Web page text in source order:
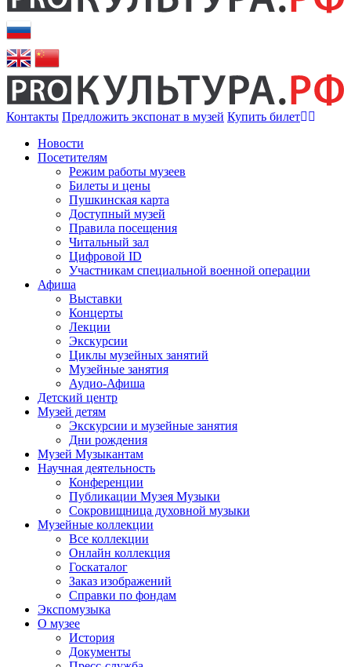
Контакты Предложить экспонат в музей Купить билет
Новости
Посетителям
Режим работы музеев
Билеты и цены
Пушкинская карта
Доступный музей
Правила посещения
Читальный зал
Цифровой ID
Участникам специальной военной операции
Афиша
Выставки
Концерты
Лекции
Экскурсии
Циклы музейных занятий
Музейные занятия
Аудио-Афиша
Детский центр
Музей детям
Экскурсии и музейные занятия
Дни рождения
Музей Музыкантам
Научная деятельность
Конференции
Публикации Музея Музыки
Сокровищница духовной музыки
Музейные коллекции
Все коллекции
Онлайн коллекция
Госкаталог
Заказ изображений
Справки по фондам
Экспомузыка
О музее
История
Документы